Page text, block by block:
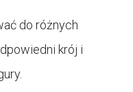
do różnych
krój i